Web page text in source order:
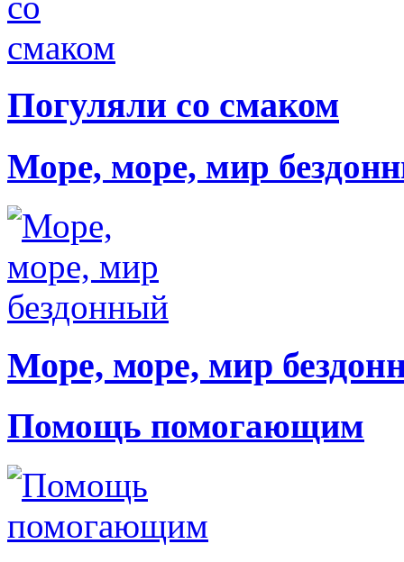
Погуляли со смаком
Море, море, мир
Море, море, мир
Помощь помогающим